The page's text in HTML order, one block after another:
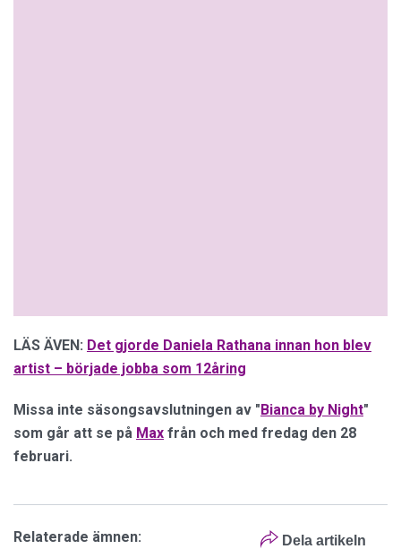
LÄS ÄVEN: Det gjorde Daniela Rathana innan hon blev
artist – började jobba som 12åring
Missa inte säsongsavslutningen av "Bianca by Night"
som går att se på Max från och med fredag den 28
februari.
Dela artikeln
Relaterade ämnen: